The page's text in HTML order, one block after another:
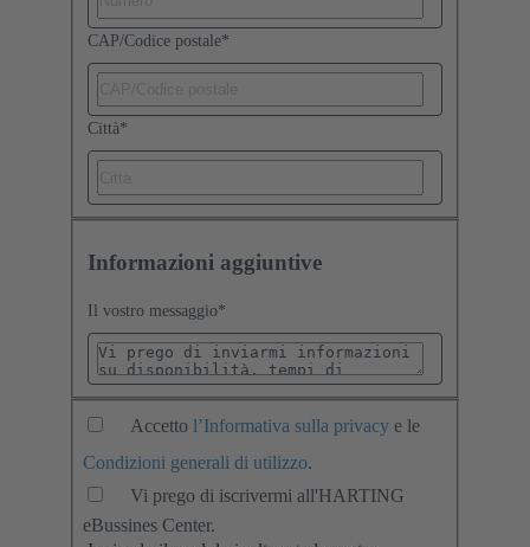
CAP/Codice postale*
Città*
Informazioni aggiuntive
Il vostro messaggio*
Accetto l’Informativa sulla privacy e le
Condizioni generali di utilizzo.
Vi prego di iscrivermi all'HARTING
eBussines Center.